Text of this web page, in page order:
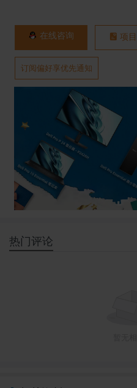
在线咨询 项
订阅偏好享优先通知
热门评论